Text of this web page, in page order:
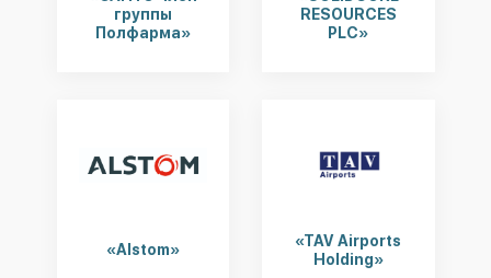
группы
Полфарма»
RESOURCES
PLC»
«Alstom»
«TAV Airports
Holding»